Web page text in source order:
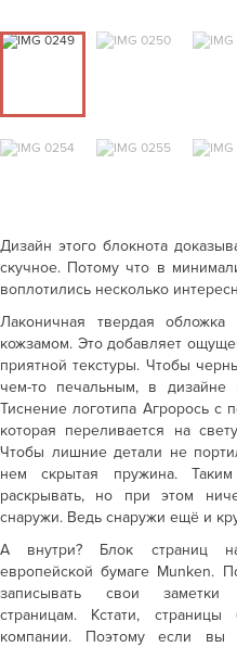
Дизайн этого блокнота
скучное. Потому что в
воплотились несколько
Лаконичная твердая
кожзамом. Это добавляет
приятной текстуры. Чтобы
чем-то печальным, в дизайне
Тиснение логотипа Агрорось
которая переливается на
Чтобы лишние детали не
нем скрытая пружина.
раскрывать, но при этом
снаружи. Ведь снаружи ещё и
А внутри? Блок страниц
европейской бумаге Munken.
записывать свои заметки
страницам. Кстати, страницы
компании. Поэтому если вы